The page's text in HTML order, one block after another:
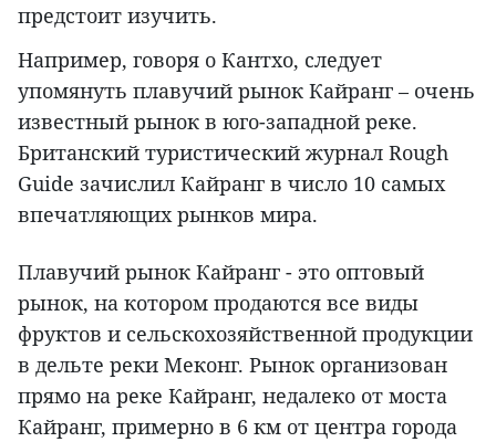
предстоит изучить.
Например, говоря о Кантхо, следует
упомянуть плавучий рынок Кайранг – очень
известный рынок в юго-западной реке.
Британский туристический журнал Rough
Guide зачислил Кайранг в число 10 самых
впечатляющих рынков мира.
Плавучий рынок Кайранг - это оптовый
рынок, на котором продаются все виды
фруктов и сельскохозяйственной продукции
в дельте реки Меконг. Рынок организован
прямо на реке Кайранг, недалеко от моста
Кайранг, примерно в 6 км от центра города